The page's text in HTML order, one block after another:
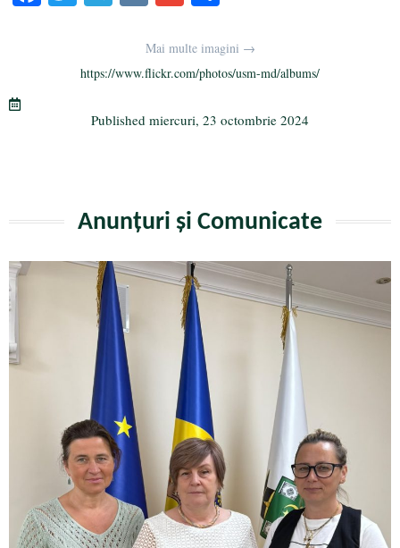
r a
m
ailaj
ea
Mai multe imagini →
https://www.flickr.com/photos/usm-md/albums/
Published miercuri, 23 octombrie 2024
Anunțuri și Comunicate